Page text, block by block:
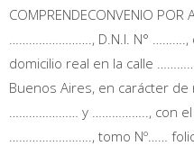
COMPRENDECONVENIO POR
……………………., D.N.I. N° ……….,
domicilio real en la calle
Buenos Aires, en carácter
………………… y …………….., con el
……………………., tomo Nº……